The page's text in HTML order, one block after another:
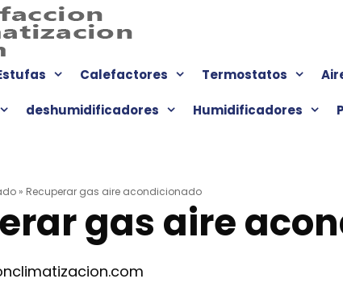
Calefactores Termostatos
deshumidificadores Humidificadores
» Recuperar gas aire acondicionado
gas aire